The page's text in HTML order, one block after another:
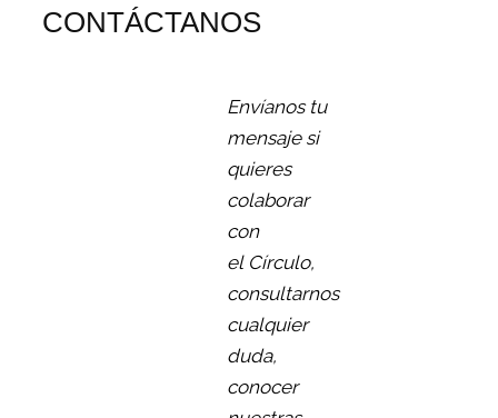
CONTÁCTANOS
Envíanos tu
mensaje si
quieres
colaborar
con
el Círculo,
consultarnos
cualquier
duda,
conocer